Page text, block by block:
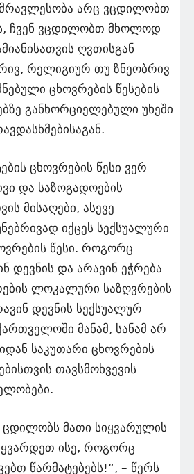
არც ვცდილობთ
ჩვენ ვცდილობთ მხოლოდ
ღვთისგან
რელიგიურ თუ ზნეობრივ
ცხოვრების წესების
განხორციელებული უხეში
ცხოვრების წესი ვერ
და საზოგადოების
მისაღები, ასევე
იქცეს სექსუალური
წესი. როგორც
დევნის და არავინ ეჭრება
ლოკალური საზღვრების
დევნის სექსუალურ
მანამ, სანამ არ
საკუთარი ცხოვრების
თავსმოხვევის
ცდილობს მათი სიყვარულის
ისე, როგორც
წარმატებებს!“, – წერს